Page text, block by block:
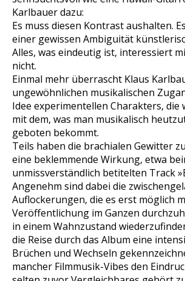
Karlbauer dazu:
Es muss diesen Kontrast aushalten.
einer gewissen Ambiguität
Alles, was eindeutig ist, interessiert
nicht.
Einmal mehr überrascht Klaus
ungewöhnlichen musikalischen
Idee experimentellen Charakters, die
mit dem, was man musikalisch
geboten bekommt.
Teils haben die brachialen Gewitter
eine beklemmende Wirkung, etwa
unmissverständlich betitelten Track
Angenehm sind dabei die
Auflockerungen, die es erst möglich
Veröffentlichung im Ganzen
in einem Wahnzustand
die Reise durch das Album eine
Brüchen und Wechseln
mancher Filmmusik-Vibes den